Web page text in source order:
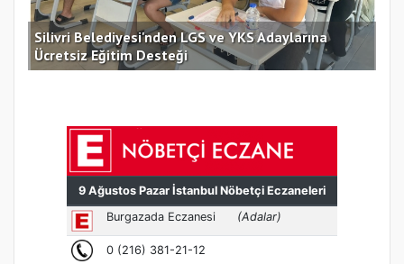
Silivri Belediyesi'nden LGS ve YKS Adaylarına
Ücretsiz Eğitim Desteği